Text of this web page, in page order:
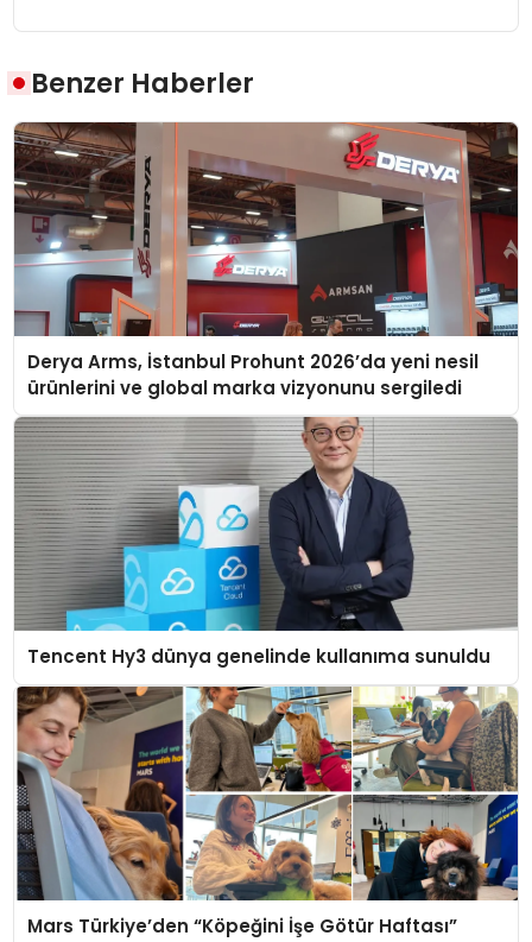
Benzer Haberler
Derya Arms, İstanbul Prohunt 2026’da yeni nesil
ürünlerini ve global marka vizyonunu sergiledi
Tencent Hy3 dünya genelinde kullanıma sunuldu
Mars Türkiye’den “Köpeğini İşe Götür Haftası”